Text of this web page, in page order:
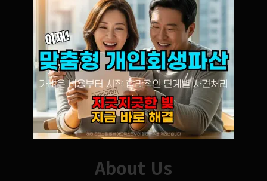
About Us